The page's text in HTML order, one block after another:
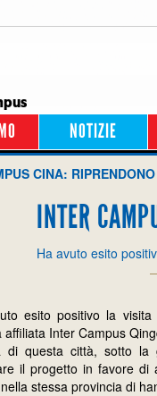
NOTIZIE
CINA: RIPRENDONO
INTER
Ha avuto esito
esito positivo la
affiliata Inter Campus
di questa città, sotto la
il progetto in favore di
stessa provincia di